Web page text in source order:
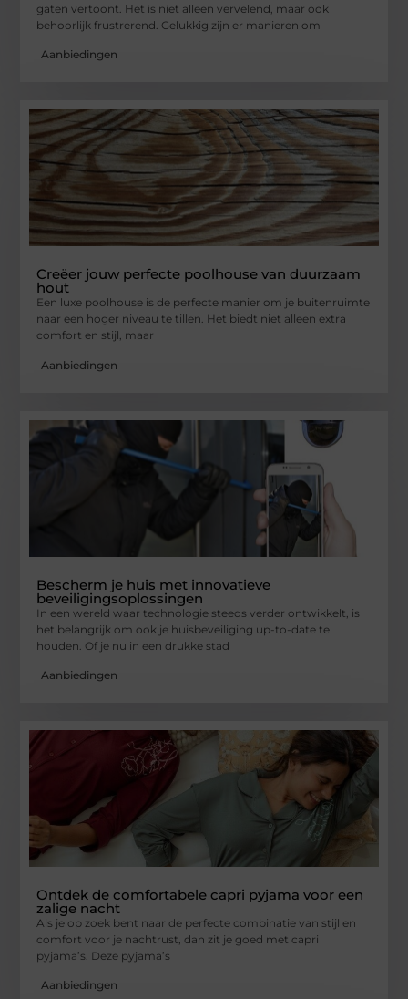
gaten vertoont. Het is niet alleen vervelend, maar ook
behoorlijk frustrerend. Gelukkig zijn er manieren om
Aanbiedingen
Creëer jouw perfecte poolhouse van duurzaam
hout
Een luxe poolhouse is de perfecte manier om je buitenruimte
naar een hoger niveau te tillen. Het biedt niet alleen extra
comfort en stijl, maar
Aanbiedingen
Bescherm je huis met innovatieve
beveiligingsoplossingen
In een wereld waar technologie steeds verder ontwikkelt, is
het belangrijk om ook je huisbeveiliging up-to-date te
houden. Of je nu in een drukke stad
Aanbiedingen
Ontdek de comfortabele capri pyjama voor een
zalige nacht
Als je op zoek bent naar de perfecte combinatie van stijl en
comfort voor je nachtrust, dan zit je goed met capri
pyjama’s. Deze pyjama’s
Aanbiedingen